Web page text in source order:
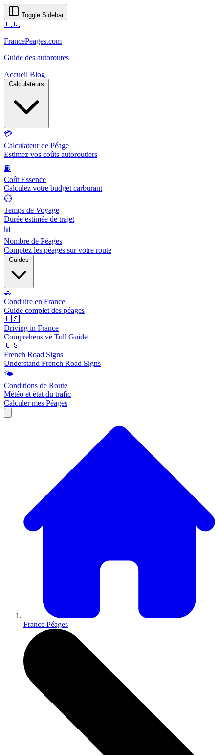
Toggle Sidebar
🇫🇷
FrancePeages.com
Guide des autoroutes
Accueil Blog
Calculateurs
💳
Calculateur de Péage
Estimez vos coûts autoroutiers
⛽
Coût Essence
Calculez votre budget carburant
⏱️
Temps de Voyage
Durée estimée de trajet
📊
Nombre de Péages
Comptez les péages sur votre route
Guides
🚗
Conduire en France
Guide complet des péages
🇺🇸
Driving in France
Comprehensive Toll Guide
🇺🇸
French Road Signs
Understand French Road Signs
🌤️
Conditions de Route
Météo et état du trafic
Calculer mes Péages
France Péages